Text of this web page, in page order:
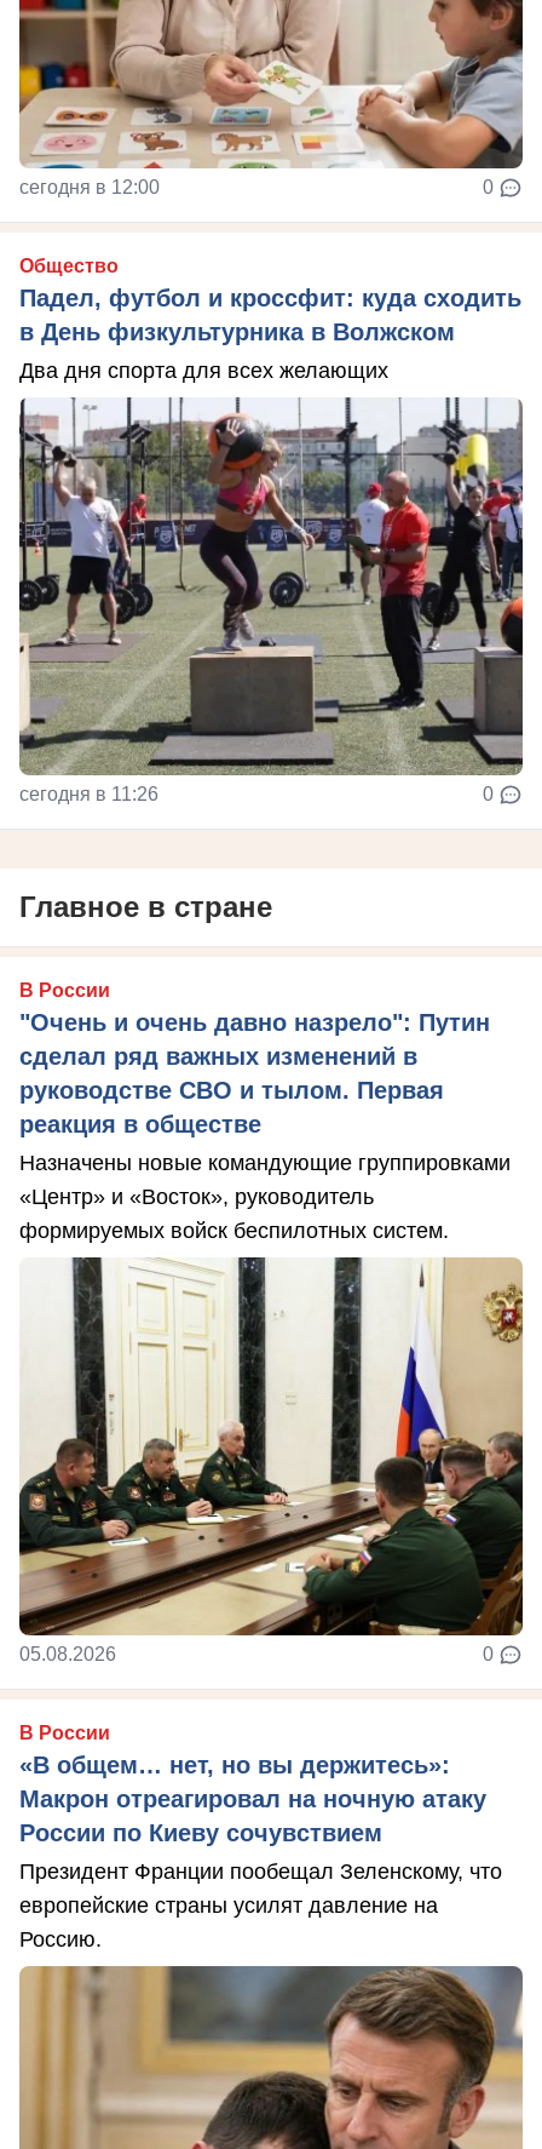
сегодня в 12:00 0
Общество
Падел, футбол и кроссфит: куда сходить
в День физкультурника в Волжском
Два дня спорта для всех желающих
сегодня в 11:26 0
Главное в стране
В России
"Очень и очень давно назрело": Путин
сделал ряд важных изменений в
руководстве СВО и тылом. Первая
реакция в обществе
Назначены новые командующие группировками
«Центр» и «Восток», руководитель
формируемых войск беспилотных систем.
05.08.2026 0
В России
«В общем… нет, но вы держитесь»:
Макрон отреагировал на ночную атаку
России по Киеву сочувствием
Президент Франции пообещал Зеленскому, что
европейские страны усилят давление на
Россию.